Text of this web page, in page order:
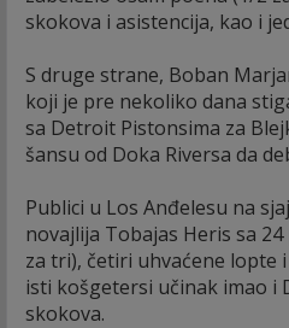
skokova i asistencija, kao i
S druge strane, Boban
koji je pre nekoliko dana
sa Detroit Pistonsima za
šansu od Doka Riversa da
Publici u Los Anđelesu na
novajlija Tobajas Heris sa
za tri), četiri uhvaćene lopte
isti košgetersi učinak imao i
skokova.